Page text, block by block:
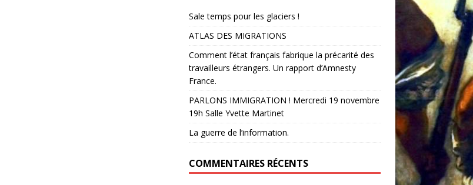
Sale temps pour les glaciers !
ATLAS DES MIGRATIONS
Comment l’état français fabrique la précarité des
travailleurs étrangers. Un rapport d’Amnesty
France.
PARLONS IMMIGRATION ! Mercredi 19 novembre
19h Salle Yvette Martinet
La guerre de l’information.
COMMENTAIRES RÉCENTS